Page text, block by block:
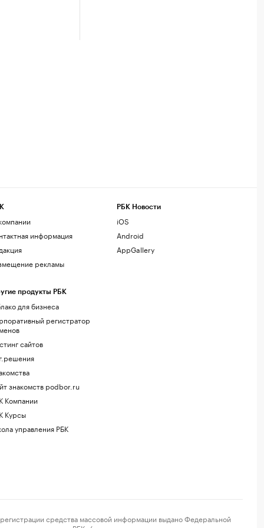
информация
рекламы
продукты РБК
для бизнеса
регистратор
сайтов
знакомств podbor.ru
Компании
Курсы
управления РБК
РБК Новости
iOS
Android
AppGallery
средства массовой информации выдано Федеральной